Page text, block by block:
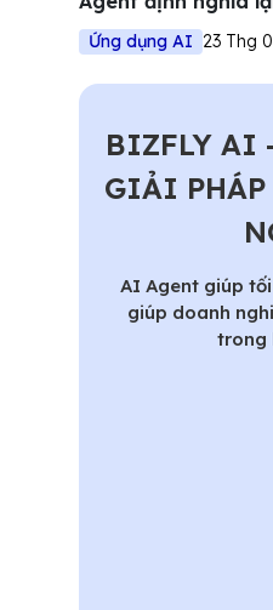
Việt
Ứng dụng AI 23 Thg
BIZFLY AI
GIẢI PHÁP
AI Agent giúp
giúp doanh
trong